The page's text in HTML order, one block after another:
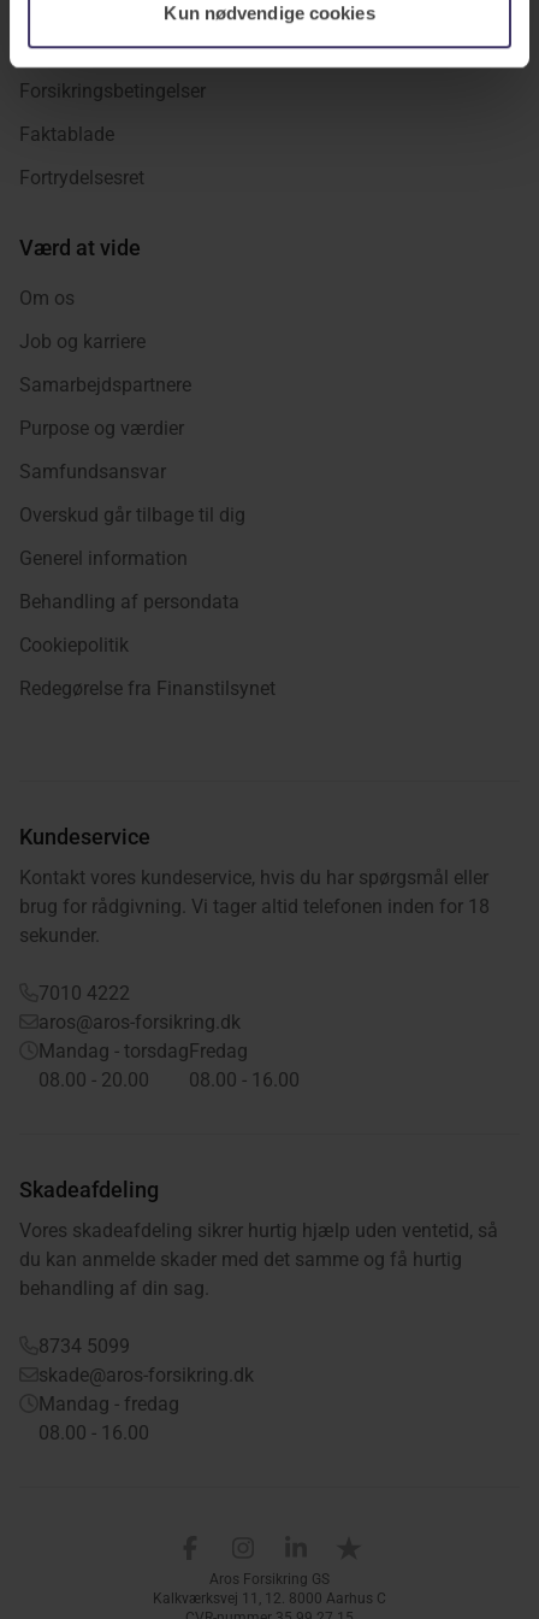
Kun nødvendige cookies
Afmeld nyhedsbrev
Forsikringsbetingelser
Faktablade
Fortrydelsesret
Værd at vide
Om os
Job og karriere
Samarbejdspartnere
Purpose og værdier
Samfundsansvar
Overskud går tilbage til dig
Generel information
Behandling af persondata
Cookiepolitik
Redegørelse fra Finanstilsynet
Kundeservice
Kontakt vores kundeservice, hvis du har spørgsmål eller
brug for rådgivning. Vi tager altid telefonen inden for 18
sekunder.
7010 4222
aros@aros-forsikring.dk
Mandag - torsdag
08.00 - 20.00
Fredag
08.00 - 16.00
Skadeafdeling
Vores skadeafdeling sikrer hurtig hjælp uden ventetid, så
du kan anmelde skader med det samme og få hurtig
behandling af din sag.
8734 5099
skade@aros-forsikring.dk
Mandag - fredag
08.00 - 16.00
Aros Forsikring GS
Kalkværksvej 11, 12. 8000 Aarhus C